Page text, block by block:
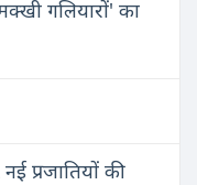
गलियारों' का
प्रजातियों की